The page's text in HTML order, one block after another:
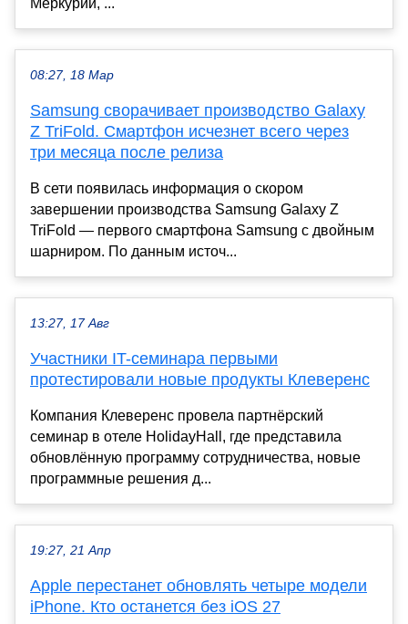
Меркурий, ...
08:27, 18 Мар
Samsung сворачивает производство Galaxy
Z TriFold. Смартфон исчезнет всего через
три месяца после релиза
В сети появилась информация о скором
завершении производства Samsung Galaxy Z
TriFold — первого смартфона Samsung с двойным
шарниром. По данным источ...
13:27, 17 Авг
Участники IT-семинара первыми
протестировали новые продукты Клеверенс
Компания Клеверенс провела партнёрский
семинар в отеле HolidayHall, где представила
обновлённую программу сотрудничества, новые
программные решения д...
19:27, 21 Апр
Apple перестанет обновлять четыре модели
iPhone. Кто останется без iOS 27